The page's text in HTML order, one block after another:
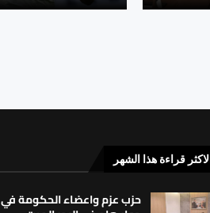
الاكثر قراءة هذا الشهر
حزب عزم واعضاء الحكومة في